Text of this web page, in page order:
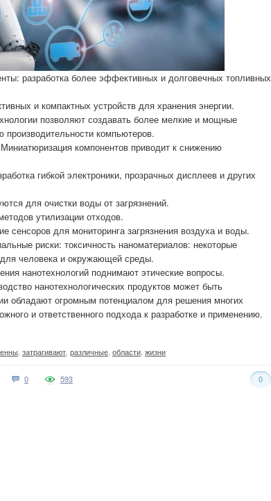
разработка более эффективных и долговечных топливных
и компактных устройств для хранения энергии.
позволяют создавать более мелкие и мощные
производительности компьютеров.
компонентов приводит к снижению
гибкой электроники, прозрачных дисплеев и других
для очистки воды от загрязнений.
утилизации отходов.
сенсоров для мониторинга загрязнения воздуха и воды.
риски: токсичность наноматериалов: некоторые
человека и окружающей среды.
нанотехнологий поднимают этические вопросы.
нанотехнологических продуктов может быть
обладают огромным потенциалом для решения многих
и ответственного подхода к разработке и применению.
затрагивают различные области жизни
0 0
593